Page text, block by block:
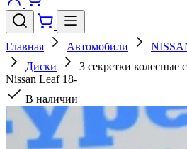
Главная Автомобили
Диски
3 секретки колесные
Nissan Leaf 18-
В наличии